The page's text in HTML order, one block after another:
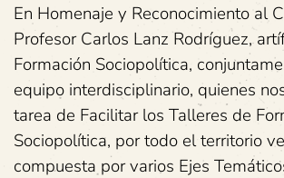
En Homenaje y Reconocimiento al
Profesor Carlos Lanz Rodríguez,
Formación Sociopolítica,
equipo interdisciplinario, quienes
tarea de Facilitar los Talleres de
Sociopolítica, por todo el territorio
compuesta por varios Ejes